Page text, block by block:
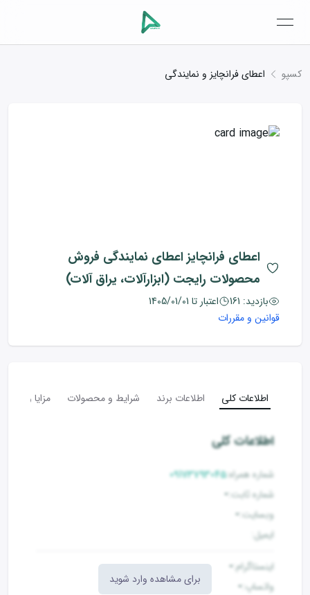
open navigation menu
کسپو اعطای فرانچایز و نمایندگی
اعطای فرانچایز اعطای نمایندگی فروش
محصولات رایجت (ابزارآلات، یراق آلات)
بازدید: 161 اعتبار تا 1405/01/01
قوانین و مقررات
اطلاعات کلی اطلاعات برند شرایط و محصولات مزایا و
برای مشاهده وارد شوید
اطلاعات کلی
شماره همراه:
09173793045
شماره ثابت -
وبسایت -
ایمیل
اینستاگرام-
واتساپ -